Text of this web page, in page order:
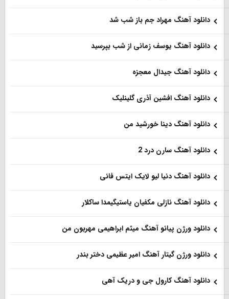
دانلود آهنگ مهراد جم باز شب شد
دانلود آهنگ یوسف زمانی از شب بپرسید
دانلود آهنگ جیدال معجزه
دانلود آهنگ افشین آذری گلینلیک
دانلود آهنگ دینا خورشید من
دانلود آهنگ سارن درد 2
دانلود آهنگ دنیا لیو لایک ایتس فانی
دانلود آهنگ نازلی مکفیان یاستیگیمدا ساکلار
دانلود ورژن پیانو آهنگ میثم ابراهیمی مهربون من
دانلود ورژن گیتار آهنگ امیر عظیمی دختر بندر
دانلود آهنگ کارول جی و دریک آهی